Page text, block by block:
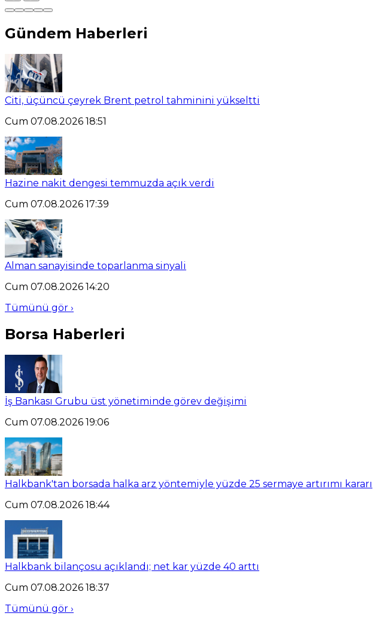
Gündem Haberleri
Citi, üçüncü çeyrek Brent petrol tahminini yükseltti
Cum 07.08.2026 18:51
Hazine nakit dengesi temmuzda açık verdi
Cum 07.08.2026 17:39
Alman sanayisinde toparlanma sinyali
Cum 07.08.2026 14:20
Tümünü gör ›
Borsa Haberleri
İş Bankası Grubu üst yönetiminde görev değişimi
Cum 07.08.2026 19:06
Halkbank'tan borsada halka arz yöntemiyle yüzde 25 sermaye artırımı kararı
Cum 07.08.2026 18:44
Halkbank bilançosu açıklandı; net kar yüzde 40 arttı
Cum 07.08.2026 18:37
Tümünü gör ›